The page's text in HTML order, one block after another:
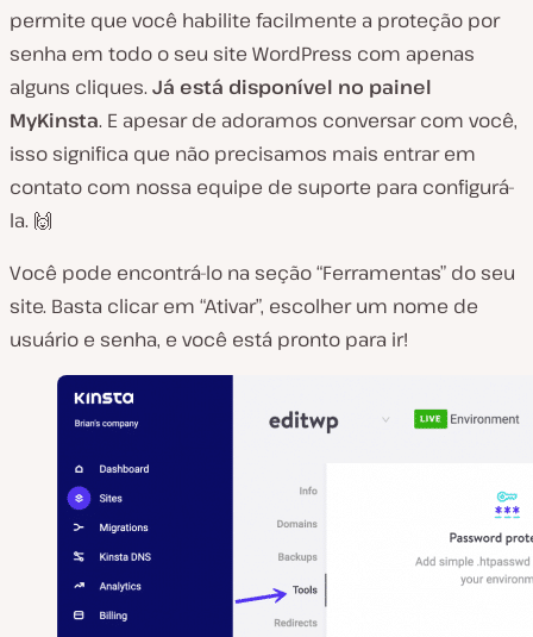
permite que você habilite facilmente a proteção por
senha em todo o seu site WordPress com apenas
alguns cliques. Já está disponível no painel
MyKinsta. E apesar de adoramos conversar com você,
isso significa que não precisamos mais entrar em
contato com nossa equipe de suporte para configurá-
la. 🙌
Você pode encontrá-lo na seção “Ferramentas” do seu
site. Basta clicar em “Ativar”, escolher um nome de
usuário e senha, e você está pronto para ir!